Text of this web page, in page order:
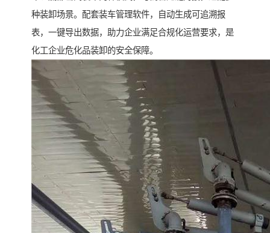
种装卸场景。配套装车管理软件，自动生成可追溯报
表，一键导出数据，助力企业满足合规化运营要求，是
化工企业危化品装卸的安全保障。